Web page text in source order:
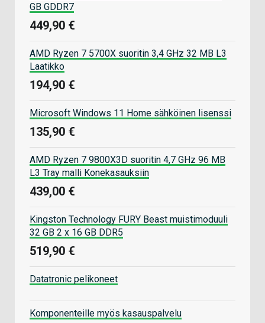
GB GDDR7
449,90 €
AMD Ryzen 7 5700X suoritin 3,4 GHz 32 MB L3
Laatikko
194,90 €
Microsoft Windows 11 Home sähköinen lisenssi
135,90 €
AMD Ryzen 7 9800X3D suoritin 4,7 GHz 96 MB
L3 Tray malli Konekasauksiin
439,00 €
Kingston Technology FURY Beast muistimoduuli
32 GB 2 x 16 GB DDR5
519,90 €
Datatronic pelikoneet
Komponenteille myös kasauspalvelu